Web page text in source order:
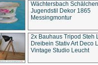
Wächtersbach Schälchen
Jugendstil Dekor 1865
Messingmontur
2x Bauhaus Tripod Steh
Dreibein Stativ Art Deco
Vintage Studio Leucht